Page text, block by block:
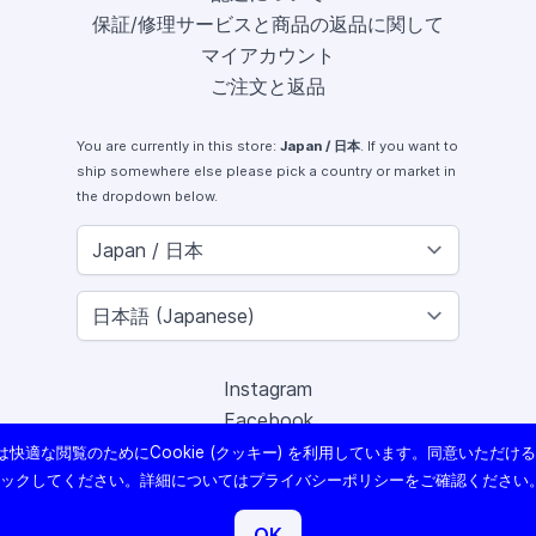
保証/修理サービスと商品の返品に関して
マイアカウント
ご注文と返品
You are currently in this store: Japan / 日本 . If you want to
ship somewhere else please pick a country or market in
the dropdown below.
Instagram
Facebook
X (Twitter)
Youtube
Lomography
快適な閲覧のためにCookie (クッキー) を利用しています。同意いただけ
ックしてください。詳細についてはプライバシーポリシーをご確認ください